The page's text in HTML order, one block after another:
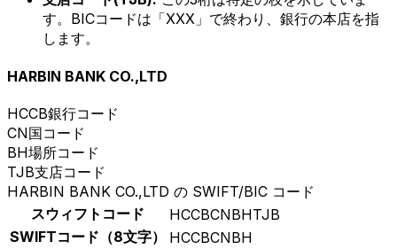
す。BICコードは「XXX」で終わり、銀行の本店を指
します。
HARBIN BANK CO.,LTD
HCCB銀行コード
CN国コード
BH場所コード
TJB支店コード
HARBIN BANK CO.,LTD の SWIFT/BIC コード
スウィフトコード
HCCBCNBHTJB
SWIFTコード（8文字）
HCCBCNBH